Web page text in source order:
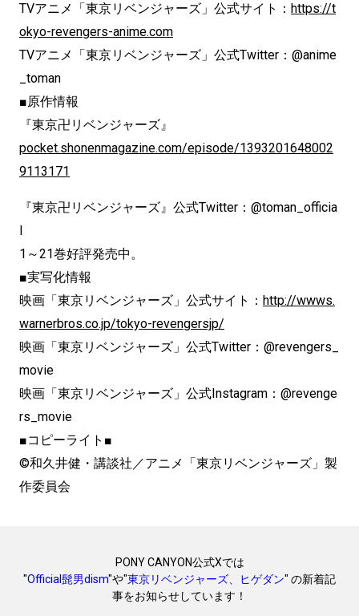
TVアニメ「東京リベンジャーズ」公式サイト： https://t
okyo-revengers-anime.com
TVアニメ「東京リベンジャーズ」公式Twitter：@anime
_toman
■原作情報
『東京卍リベンジャーズ』
pocket.shonenmagazine.com/episode/1393201648002
9113171
『東京卍リベンジャーズ』公式Twitter：@toman_officia
l
1～21巻好評発売中。
■実写化情報
映画「東京リベンジャーズ」公式サイト： http://wwws.
warnerbros.co.jp/tokyo-revengersjp/
映画「東京リベンジャーズ」公式Twitter：@revengers_
movie
映画「東京リベンジャーズ」公式Instagram：@revenge
rs_movie
■コピーライト■
©和久井健・講談社／アニメ「東京リベンジャーズ」製
作委員会
PONY CANYON公式Xでは
"Official髭男dism"や"東京リベンジャーズ、ヒゲダン" の新着記
事をお知らせしています！